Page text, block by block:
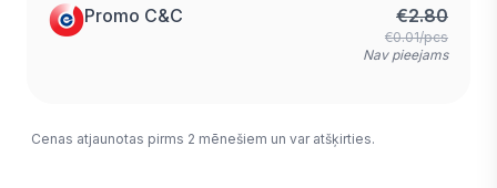
Promo C&C €2.80
€0.01/pcs
Nav pieejams
Cenas atjaunotas pirms 2 mēnešiem un var atšķirties.